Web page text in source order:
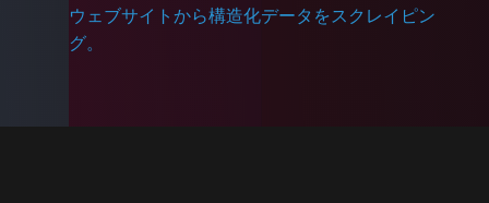
ウェブサイトから構造化データをスクレイピン
グ。